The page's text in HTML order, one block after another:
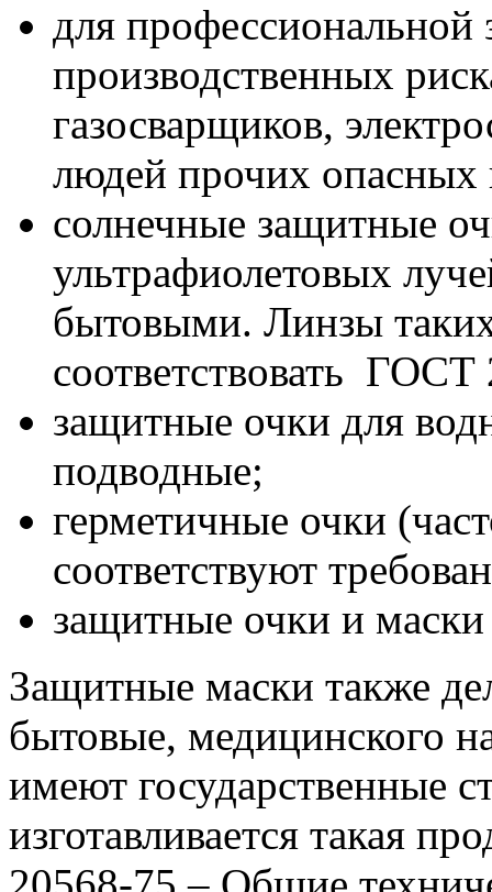
для
производственных
газосварщиков,
людей прочих опасных
солнечные защитные
ультрафиолетовых
бытовыми. Линзы
соответствовать
защитные очки для
подводные;
герметичные очки
соответствуют
защитные очки и маски
Защитные маски также
бытовые, медицинского
имеют государственные
изготавливается такая